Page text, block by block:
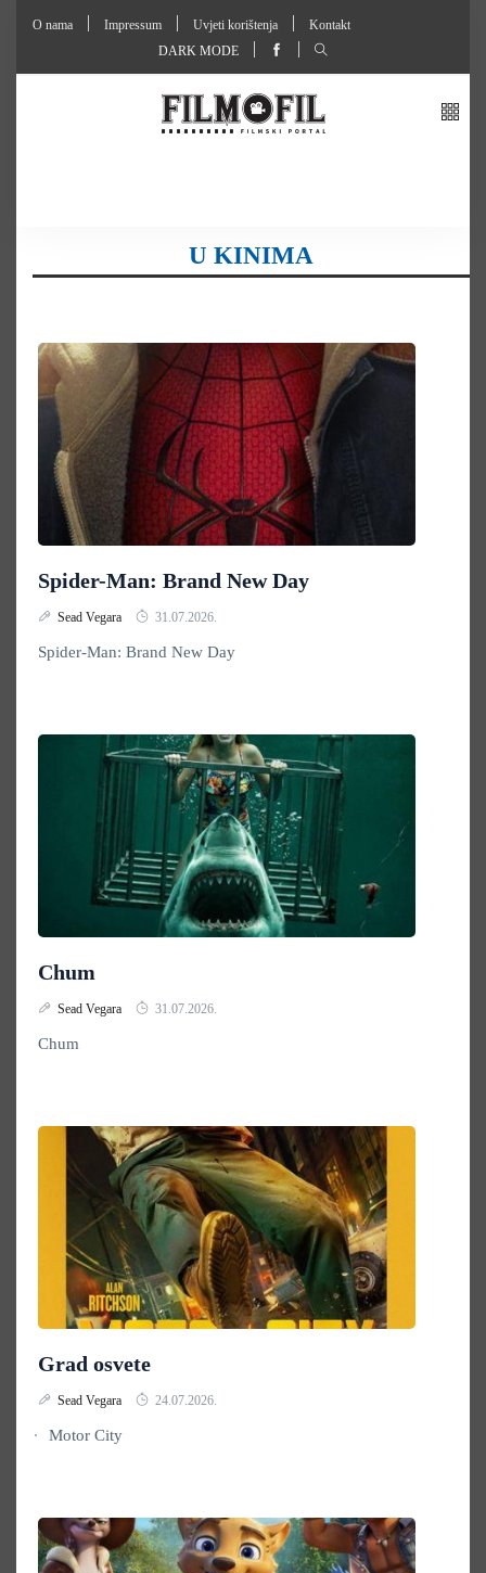
O nama Impressum Uvjeti korištenja
Kontakt
DARK MODE
U KINIMA
Spider-Man: Brand New Day
Sead Vegara 31.07.2026.
Spider-Man: Brand New Day
Chum
Sead Vegara 31.07.2026.
Chum
Grad osvete
Sead Vegara 24.07.2026.
Motor City